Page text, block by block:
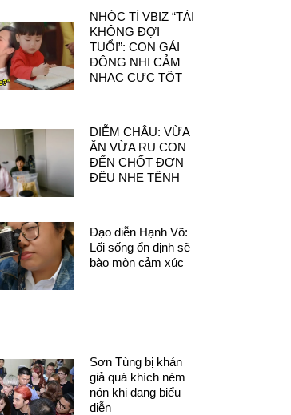
NHÓC TÌ VBIZ “TÀI
KHÔNG ĐỢI
TUỔI”: CON GÁI
ĐÔNG NHI CẢM
NHẠC CỰC TỐT
DIỄM CHÂU: VỪA
ĂN VỪA RU CON
ĐẾN CHỐT ĐƠN
ĐỀU NHẸ TÊNH
Đạo diễn Hạnh Võ:
Lối sống ổn định sẽ
bào mòn cảm xúc
Sơn Tùng bị khán
giả quá khích ném
nón khi đang biểu
diễn